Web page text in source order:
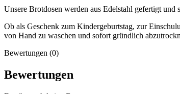
Unsere Brotdosen werden aus Edelstahl gefertigt
Ob als Geschenk zum Kindergeburtstag, zur
von Hand zu waschen und sofort gründlich
Bewertungen (0)
Bewertungen